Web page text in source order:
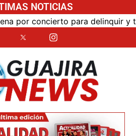
NOTICIAS
para delinquir y tráfico de